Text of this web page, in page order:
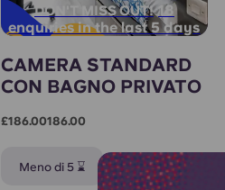
DON'T MISS OUT! 18
enquiries in the last 5 days
CAMERA STANDARD
CON BAGNO PRIVATO
£186.00186.00
Meno di 5 ⌛